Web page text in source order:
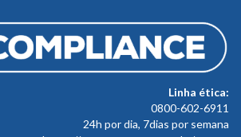
Linha ética:
0800-602-6911
24h por dia, 7dias por semana